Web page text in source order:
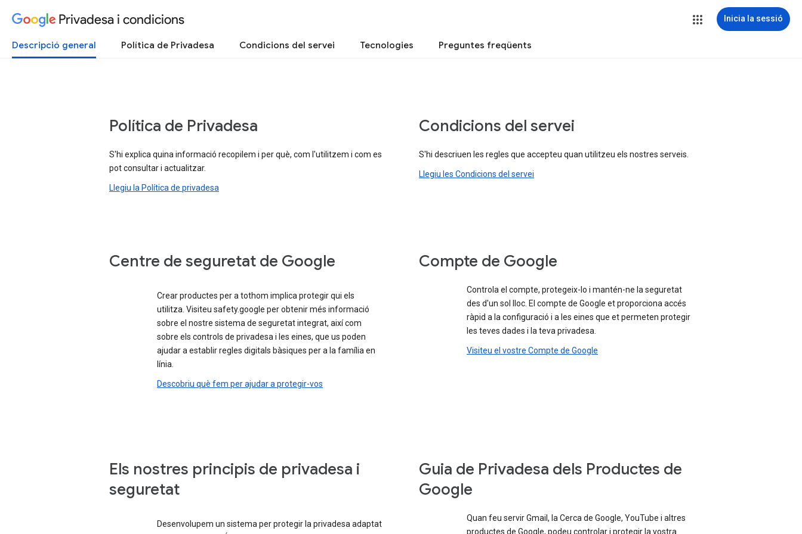
Privadesa i condicions Inicia la sessió
Descripció general Política de Privadesa Condicions del servei Tecnologies Preguntes freqüents
Política de Privadesa
S'hi explica quina informació recopilem i per què, com l'utilitzem i com es
pot consultar i actualitzar.
Llegiu la Política de privadesa
Condicions del servei
S'hi descriuen les regles que accepteu quan utilitzeu els nostres serveis.
Llegiu les Condicions del servei
Centre de seguretat de Google
Crear productes per a tothom implica protegir qui els
utilitza. Visiteu safety.google per obtenir més informació
sobre el nostre sistema de seguretat integrat, així com
sobre els controls de privadesa i les eines, que us poden
ajudar a establir regles digitals bàsiques per a la família en
línia.
Descobriu què fem per ajudar a protegir-vos
Compte de Google
Controla el compte, protegeix-lo i mantén-ne la seguretat
des d'un sol lloc. El compte de Google et proporciona accés
ràpid a la configuració i a les eines que et permeten protegir
les teves dades i la teva privadesa.
Visiteu el vostre Compte de Google
Els nostres principis de privadesa i
seguretat
Desenvolupem un sistema per protegir la privadesa adaptat
Guia de Privadesa dels Productes de
Google
Quan feu servir Gmail, la Cerca de Google, YouTube i altres
productes de Google, podeu controlar i protegir la vostra